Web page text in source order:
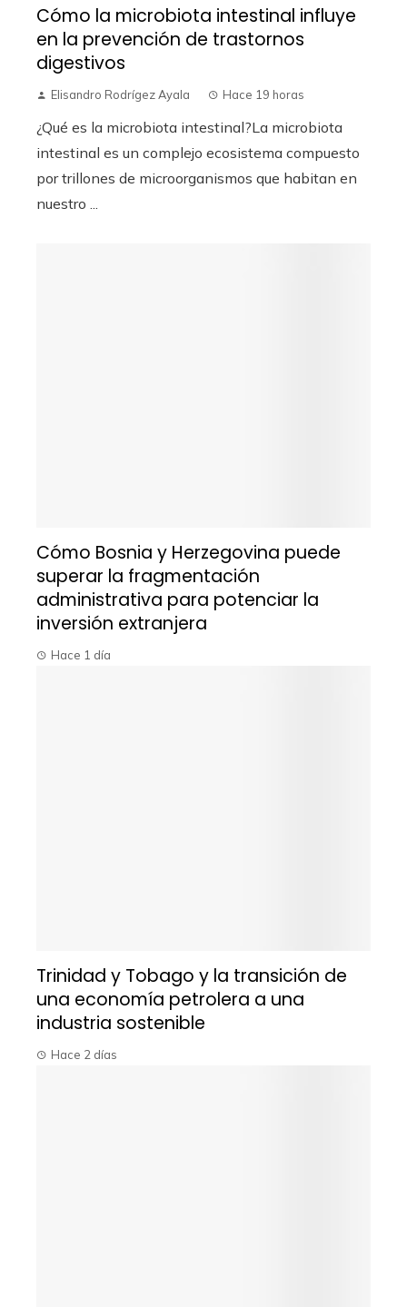
Cómo la microbiota intestinal influye
en la prevención de trastornos
digestivos
Elisandro Rodrígez Ayala Hace 19 horas
¿Qué es la microbiota intestinal?La microbiota
intestinal es un complejo ecosistema compuesto
por trillones de microorganismos que habitan en
nuestro ...
Cómo Bosnia y Herzegovina puede
superar la fragmentación
administrativa para potenciar la
inversión extranjera
Hace 1 día
Trinidad y Tobago y la transición de
una economía petrolera a una
industria sostenible
Hace 2 días